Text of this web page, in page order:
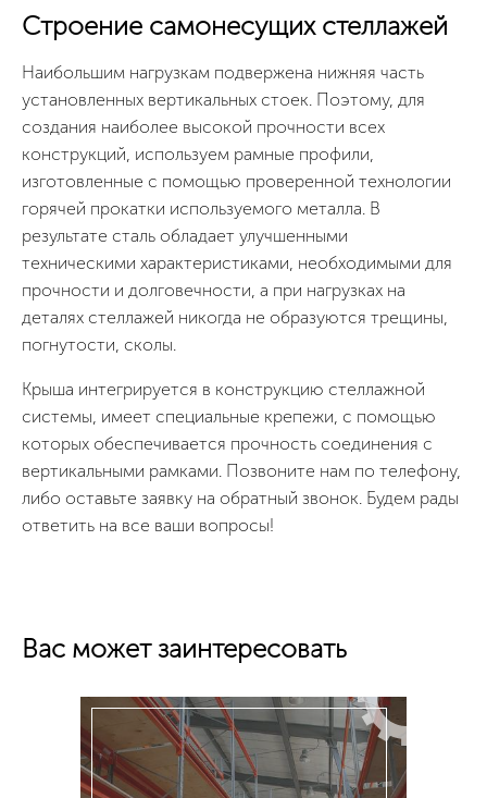
Строение самонесущих стеллажей
Наибольшим нагрузкам подвержена нижняя часть
установленных вертикальных стоек. Поэтому, для
создания наиболее высокой прочности всех
конструкций, используем рамные профили,
изготовленные с помощью проверенной технологии
горячей прокатки используемого металла. В
результате сталь обладает улучшенными
техническими характеристиками, необходимыми для
прочности и долговечности, а при нагрузках на
деталях стеллажей никогда не образуются трещины,
погнутости, сколы.
Крыша интегрируется в конструкцию стеллажной
системы, имеет специальные крепежи, с помощью
которых обеспечивается прочность соединения с
вертикальными рамками. Позвоните нам по телефону,
либо оставьте заявку на обратный звонок. Будем рады
ответить на все ваши вопросы!
Вас может заинтересовать